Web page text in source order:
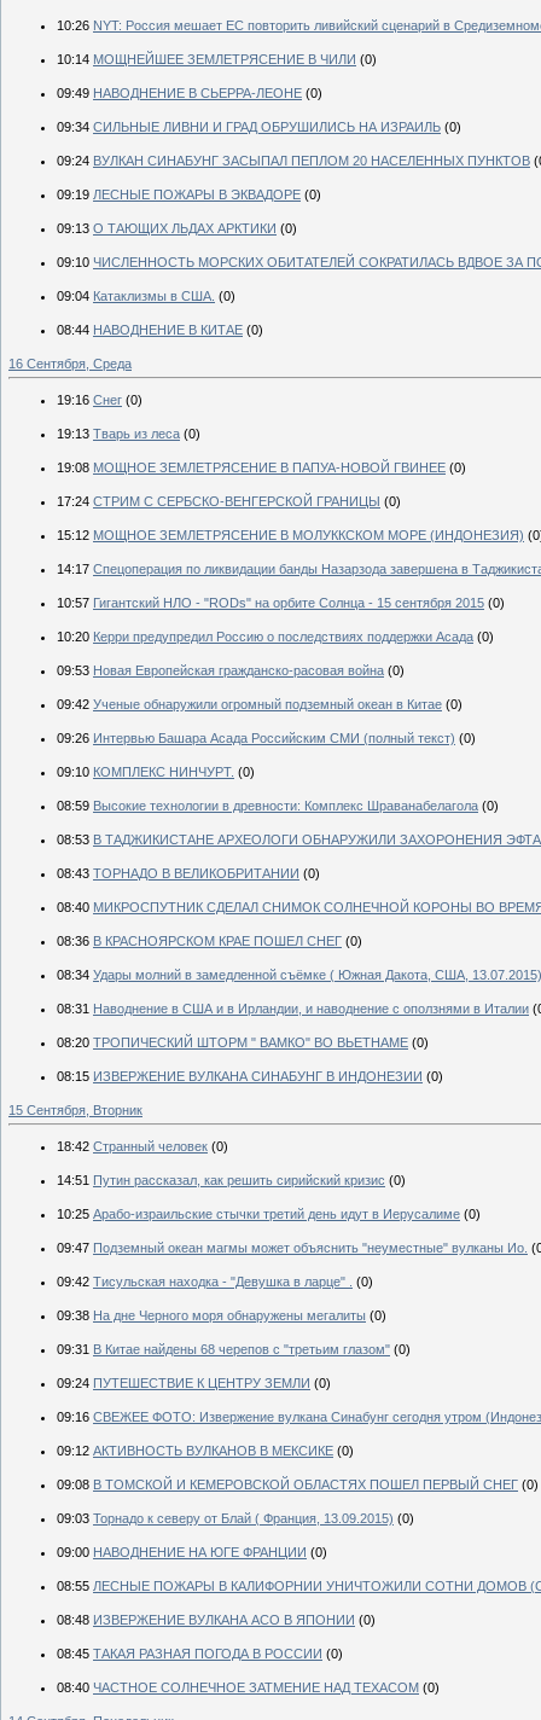
10:26 NYT: Россия мешает ЕС повторить ливийский сценарий в
10:14 МОЩНЕЙШЕЕ ЗЕМЛЕТРЯСЕНИЕ В ЧИЛИ (0)
09:49 НАВОДНЕНИЕ В СЬЕРРА-ЛЕОНЕ (0)
09:34 СИЛЬНЫЕ ЛИВНИ И ГРАД ОБРУШИЛИСЬ НА ИЗРАИЛЬ (0)
09:24 ВУЛКАН СИНАБУНГ ЗАСЫПАЛ ПЕПЛОМ 20 НАСЕЛЕННЫХ ПУНКТОВ
09:19 ЛЕСНЫЕ ПОЖАРЫ В ЭКВАДОРЕ (0)
09:13 О ТАЮЩИХ ЛЬДАХ АРКТИКИ (0)
09:10 ЧИСЛЕННОСТЬ МОРСКИХ ОБИТАТЕЛЕЙ СОКРАТИЛАСЬ ВДВОЕ ЗА
09:04 Катаклизмы в США. (0)
08:44 НАВОДНЕНИЕ В КИТАЕ (0)
16 Сентября, Среда
19:16 Снег (0)
19:13 Тварь из леса (0)
19:08 МОЩНОЕ ЗЕМЛЕТРЯСЕНИЕ В ПАПУА-НОВОЙ ГВИНЕЕ (0)
17:24 СТРИМ С СЕРБСКО-ВЕНГЕРСКОЙ ГРАНИЦЫ (0)
15:12 МОЩНОЕ ЗЕМЛЕТРЯСЕНИЕ В МОЛУККСКОМ МОРЕ (ИНДОНЕЗИЯ)
14:17 Спецоперация по ликвидации банды Назарзода завершена в
10:57 Гигантский НЛО - "RODs" на орбите Солнца - 15 сентября 2015 (0)
10:20 Керри предупредил Россию о последствиях поддержки Асада (0)
09:53 Новая Европейская гражданско-расовая война (0)
09:42 Ученые обнаружили огромный подземный океан в Китае (0)
09:26 Интервью Башара Асада Российским СМИ (полный текст) (0)
09:10 КОМПЛЕКС НИНЧУРТ. (0)
08:59 Высокие технологии в древности: Комплекс Шраванабелагола (0)
08:53 В ТАДЖИКИСТАНЕ АРХЕОЛОГИ ОБНАРУЖИЛИ ЗАХОРОНЕНИЯ
08:43 ТОРНАДО В ВЕЛИКОБРИТАНИИ (0)
08:40 МИКРОСПУТНИК СДЕЛАЛ СНИМОК СОЛНЕЧНОЙ КОРОНЫ ВО
08:36 В КРАСНОЯРСКОМ КРАЕ ПОШЕЛ СНЕГ (0)
08:34 Удары молний в замедленной съёмке ( Южная Дакота, США, 13.07.2015)
08:31 Наводнение в США и в Ирландии, и наводнение с оползнями в Италии
08:20 ТРОПИЧЕСКИЙ ШТОРМ " ВАМКО" ВО ВЬЕТНАМЕ (0)
08:15 ИЗВЕРЖЕНИЕ ВУЛКАНА СИНАБУНГ В ИНДОНЕЗИИ (0)
15 Сентября, Вторник
18:42 Странный человек (0)
14:51 Путин рассказал, как решить сирийский кризис (0)
10:25 Арабо-израильские стычки третий день идут в Иерусалиме (0)
09:47 Подземный океан магмы может объяснить "неуместные" вулканы Ио.
09:42 Тисульская находка - "Девушка в ларце" . (0)
09:38 На дне Черного моря обнаружены мегалиты (0)
09:31 В Китае найдены 68 черепов с "третьим глазом" (0)
09:24 ПУТЕШЕСТВИЕ К ЦЕНТРУ ЗЕМЛИ (0)
09:16 СВЕЖЕЕ ФОТО: Извержение вулкана Синабунг сегодня утром
09:12 АКТИВНОСТЬ ВУЛКАНОВ В МЕКСИКЕ (0)
09:08 В ТОМСКОЙ И КЕМЕРОВСКОЙ ОБЛАСТЯХ ПОШЕЛ ПЕРВЫЙ СНЕГ (0)
09:03 Торнадо к северу от Блай ( Франция, 13.09.2015) (0)
09:00 НАВОДНЕНИЕ НА ЮГЕ ФРАНЦИИ (0)
08:55 ЛЕСНЫЕ ПОЖАРЫ В КАЛИФОРНИИ УНИЧТОЖИЛИ СОТНИ ДОМОВ
08:48 ИЗВЕРЖЕНИЕ ВУЛКАНА АСО В ЯПОНИИ (0)
08:45 ТАКАЯ РАЗНАЯ ПОГОДА В РОССИИ (0)
08:40 ЧАСТНОЕ СОЛНЕЧНОЕ ЗАТМЕНИЕ НАД ТЕХАСОМ (0)